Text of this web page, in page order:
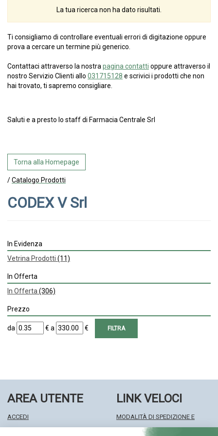
La tua ricerca non ha dato risultati.
Ti consigliamo di controllare eventuali errori di digitazione oppure
prova a cercare un termine più generico.
Contattaci attraverso la nostra pagina contatti oppure attraverso il
nostro Servizio Clienti allo 031715128 e scrivici i prodotti che non
hai trovato, ti sapremo consigliare.
Saluti e a presto lo staff di Farmacia Centrale Srl
Torna alla Homepage
/Catalogo Prodotti
CODEX V Srl
In Evidenza
Vetrina Prodotti (11)
In Offerta
In Offerta (306)
Prezzo
filtra
da
da €
filtra
a
a €
AREA UTENTE
ACCEDI
LINK VELOCI
MODALITÀ DI SPEDIZIONE E